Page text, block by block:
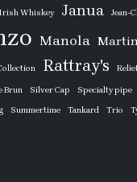
Irish Whiskey Janua Jean-
Manola Martin
Rattray's Relief
Brun Silver Cap Specialty pipe
Summertime Tankard Trio